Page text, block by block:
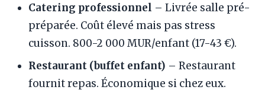
Catering professionnel – Livrée salle pré-
préparée. Coût élevé mais pas stress
cuisson. 800-2 000 MUR/enfant (17-43 €).
Restaurant (buffet enfant) – Restaurant
fournit repas. Économique si chez eux.